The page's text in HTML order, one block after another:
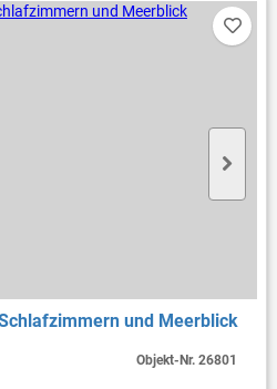
und Meerblick
Objekt-Nr.26801